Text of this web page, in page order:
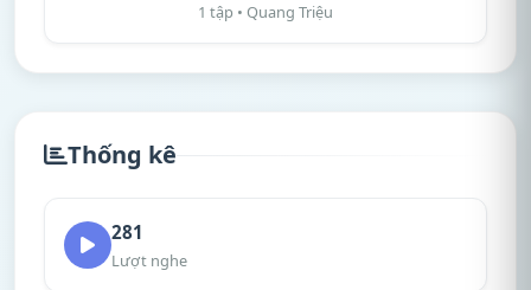
1 tập • Quang Triệu
Thống kê
281
Lượt nghe